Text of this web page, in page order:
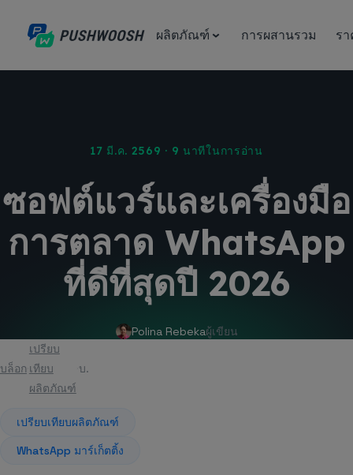
ผลิตภัณฑ์ การผสานรวม ร
17 มี.ค. 2569 · 9 นาทีในการอ่าน
ซอฟต์แวร์และเครื่องมือ
การตลาด WhatsApp
ที่ดีที่สุดปี 2026
Polina Rebekaผู้เขียน
บล็อก
เปรียบ
เทียบ
ผลิตภัณฑ์
บทความ
เปรียบเทียบผลิตภัณฑ์
WhatsApp มาร์เก็ตติ้ง